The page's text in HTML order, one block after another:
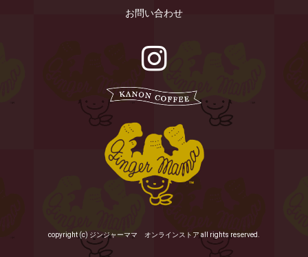
お問い合わせ
copyright (c) ジンジャーママ オンラインストア all rights reserved.